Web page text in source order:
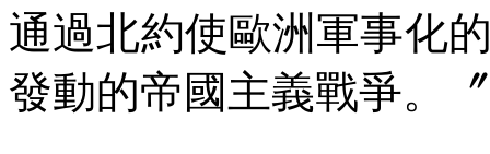
通過北約使歐洲軍事化
發動的帝國主義戰爭。〞